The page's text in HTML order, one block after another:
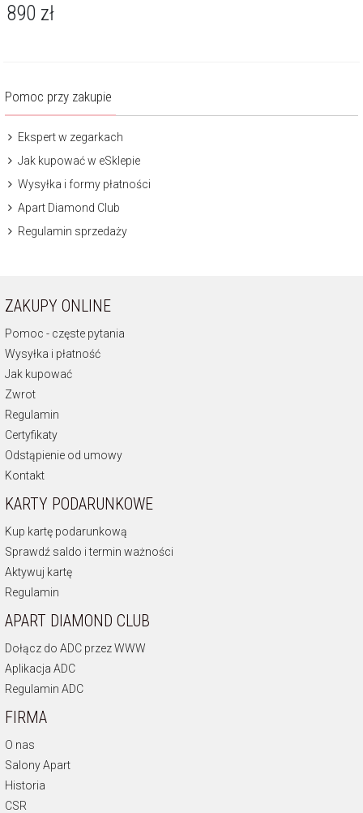
890 zł
Pomoc przy zakupie
Ekspert w zegarkach
Jak kupować w eSklepie
Wysyłka i formy płatności
Apart Diamond Club
Regulamin sprzedaży
ZAKUPY ONLINE
Pomoc - częste pytania
Wysyłka i płatność
Jak kupować
Zwrot
Regulamin
Certyfikaty
Odstąpienie od umowy
Kontakt
KARTY PODARUNKOWE
Kup kartę podarunkową
Sprawdź saldo i termin ważności
Aktywuj kartę
Regulamin
APART DIAMOND CLUB
Dołącz do ADC przez WWW
Aplikacja ADC
Regulamin ADC
FIRMA
O nas
Salony Apart
Historia
CSR